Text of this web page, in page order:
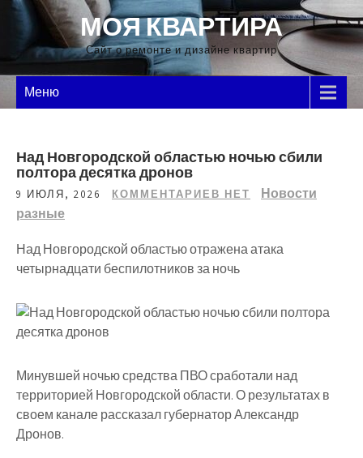
Перейти
содержимому
МОЯ КВАРТИРА
Сайт о ремонте и дизайне квартир
Меню
Над Новгородской областью ночью сбили
полтора десятка дронов
9 ИЮЛЯ, 2026 КОММЕНТАРИЕВ НЕТ
Новости
разные
Над Новгородской областью отражена атака
четырнадцати беспилотников за ночь
Минувшей ночью средства ПВО сработали над
территорией Новгородской области. О результатах в
своем канале рассказал губернатор Александр
Дронов.